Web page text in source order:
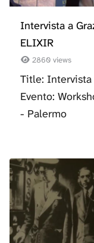
Intervista a
ELIXIR
2860 views
Title: Intervista
Evento:
- Palermo